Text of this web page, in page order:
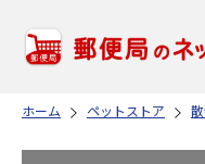
ホーム ペットストア